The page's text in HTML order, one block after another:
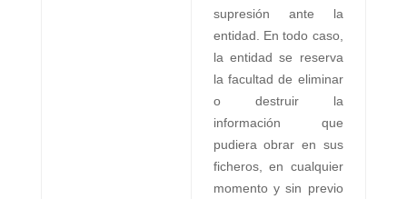
supresión ante la
entidad. En todo caso,
la entidad se reserva
la facultad de eliminar
o destruir la
información que
pudiera obrar en sus
ficheros, en cualquier
momento y sin previo